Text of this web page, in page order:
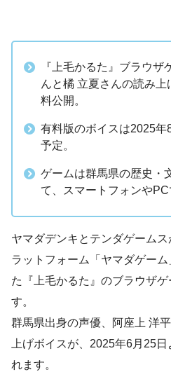
『上毛かるた』ブラウザ
んと橘 立夏さんの読み
料公開。
有料版のボイスは2025
予定。
ゲームは群馬県の歴史・
て、スマートフォンやPC
ヤマダデンキとテンダゲーム
ラットフォーム「ヤマダゲー
た『上毛かるた』のブラウザ
す。
群馬県出身の声優、阿座上 洋
上げボイスが、2025年6月25
れます。